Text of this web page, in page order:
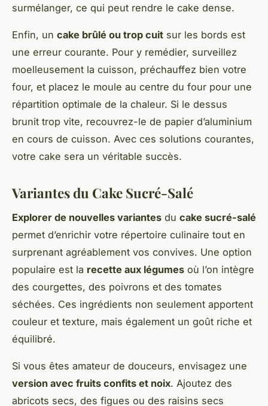
surmélanger, ce qui peut rendre le cake dense.
Enfin, un cake brûlé ou trop cuit sur les bords est
une erreur courante. Pour y remédier, surveillez
moelleusement la cuisson, préchauffez bien votre
four, et placez le moule au centre du four pour une
répartition optimale de la chaleur. Si le dessus
brunit trop vite, recouvrez-le de papier d’aluminium
en cours de cuisson. Avec ces solutions courantes,
votre cake sera un véritable succès.
Variantes du Cake Sucré-Salé
Explorer de nouvelles variantes du cake sucré-salé
permet d’enrichir votre répertoire culinaire tout en
surprenant agréablement vos convives. Une option
populaire est la recette aux légumes où l’on intègre
des courgettes, des poivrons et des tomates
séchées. Ces ingrédients non seulement apportent
couleur et texture, mais également un goût riche et
équilibré.
Si vous êtes amateur de douceurs, envisagez une
version avec fruits confits et noix. Ajoutez des
abricots secs, des figues ou des raisins secs